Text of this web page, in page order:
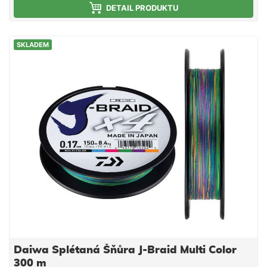
PowerPro. Praktická krabička se systémem EZ spool
Vám navíc velice usnadní návin. Tento průměr je
DETAIL PRODUKTU
SKLADEM
Daiwa Splétaná Šňůra J-Braid Multi Color
300 m